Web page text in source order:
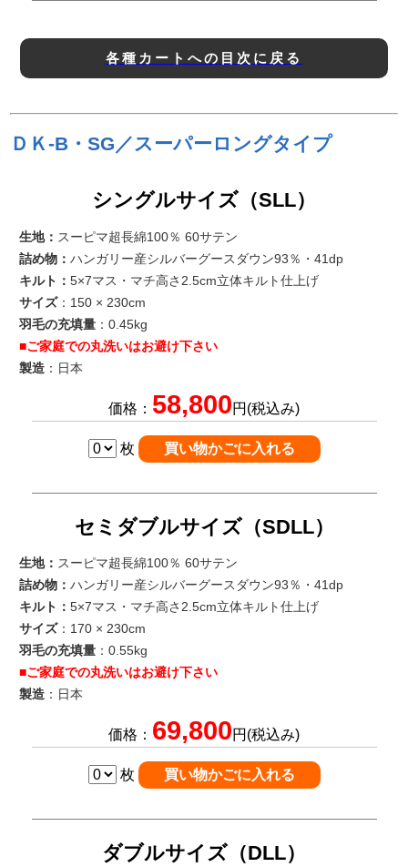
各種カートへの目次に戻る
ＤＫ-B・SG／スーパーロングタイプ
シングルサイズ（SLL）
生地： スーピマ超長綿100％ 60サテン
詰め物：ハンガリー産シルバーグースダウン93％・41dp
キルト：5×7マス・マチ高さ2.5cm立体キルト仕上げ
サイズ：150 × 230cm
羽毛の充填量 ：0.45kg
■ご家庭での丸洗いはお避け下さい
製造 ：日本
価格： 58,800円(税込み)
枚
セミダブルサイズ（SDLL）
生地： スーピマ超長綿100％ 60サテン
詰め物：ハンガリー産シルバーグースダウン93％・41dp
キルト：5×7マス・マチ高さ2.5cm立体キルト仕上げ
サイズ：170 × 230cm
羽毛の充填量 ：0.55kg
■ご家庭での丸洗いはお避け下さい
製造 ：日本
価格： 69,800円(税込み)
枚
ダブルサイズ（DLL）